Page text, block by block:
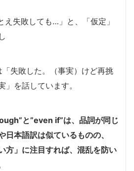
え失敗しても…」と、「仮定」
失敗した。（事実）けど再挑
」を話しています。
と”even if”は、品詞が同じ
日本語訳は似ているものの、
方」に注目すれば、混乱を防い